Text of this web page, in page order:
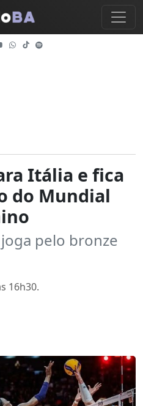
Itália e fica
do Mundial
pelo bronze
16h30.